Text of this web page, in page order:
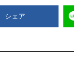
シェア